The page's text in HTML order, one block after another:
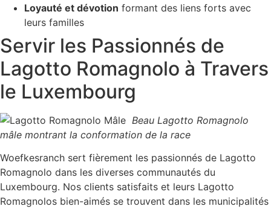
Loyauté et dévotion formant des liens forts avec
leurs familles
Servir les Passionnés de
Lagotto Romagnolo à Travers
le Luxembourg
Beau Lagotto Romagnolo
mâle montrant la conformation de la race
Woefkesranch sert fièrement les passionnés de Lagotto
Romagnolo dans les diverses communautés du
Luxembourg. Nos clients satisfaits et leurs Lagotto
Romagnolos bien-aimés se trouvent dans les municipalités